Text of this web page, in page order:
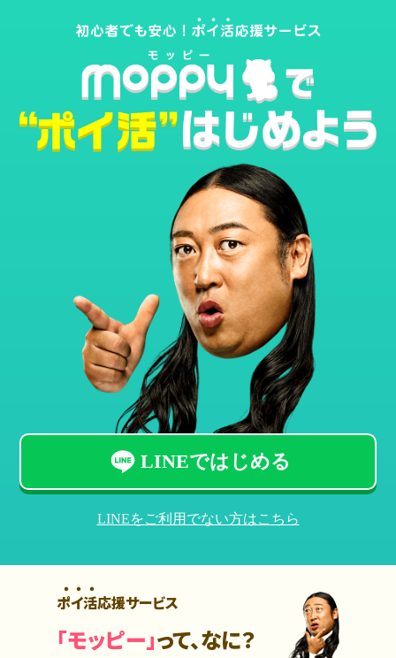
LINEではじめる
LINEをご利用でない方はこちら
ポイ活応援サービス
「モッピー」って、なに？